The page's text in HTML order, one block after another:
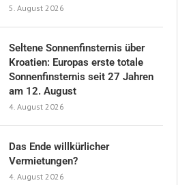
5. August 2026
Seltene Sonnenfinsternis über
Kroatien: Europas erste totale
Sonnenfinsternis seit 27 Jahren
am 12. August
4. August 2026
Das Ende willkürlicher
Vermietungen?
4. August 2026